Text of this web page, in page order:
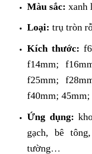
Màu sắc: xanh
Loại: trụ tròn
Kích thước:
f14mm;
f25mm;
f40mm;
Ứng dụng:
gạch, bê
tường…